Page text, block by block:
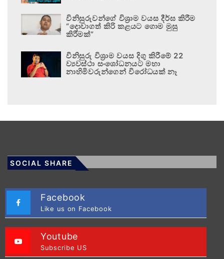
විනිසුරුවන්ගේ විශ්‍රාම වයස දීර්ඝ කිරීම
“දොවාගත් කිරි කළයට ගොම මුසු
කිරීමක්”
විනිසුරු විශ්‍රාම වයස දිගු කිරීමේ 22
ව්‍යවස්ථා සංශෝධනයට මහා
නාහිමිවරුන්ගෙන් විරෝධයක් නෑ
SOCIAL SHARE
Facebook
Like us on Facebook
Youtube
Subscribe US